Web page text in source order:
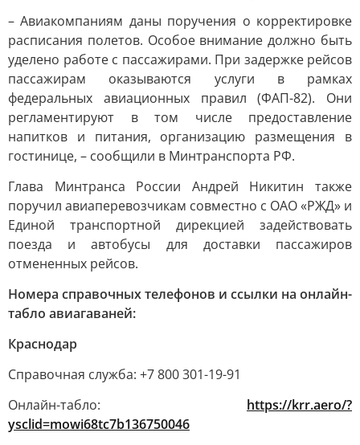
– Авиакомпаниям даны поручения о корректировке
расписания полетов. Особое внимание должно быть
уделено работе с пассажирами. При задержке рейсов
пассажирам оказываются услуги в рамках
федеральных авиационных правил (ФАП-82). Они
регламентируют в том числе предоставление
напитков и питания, организацию размещения в
гостинице, – сообщили в Минтранспорта РФ.
Глава Минтранса России Андрей Никитин также
поручил авиаперевозчикам совместно с ОАО «РЖД» и
Единой транспортной дирекцией задействовать
поезда и автобусы для доставки пассажиров
отмененных рейсов.
Номера справочных телефонов и ссылки на онлайн-
табло авиагаваней:
Краснодар
Справочная служба: +7 800 301-19-91
Онлайн-табло: https://krr.aero/?
ysclid=mowi68tc7b136750046